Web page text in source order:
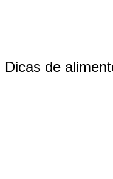
Dicas de